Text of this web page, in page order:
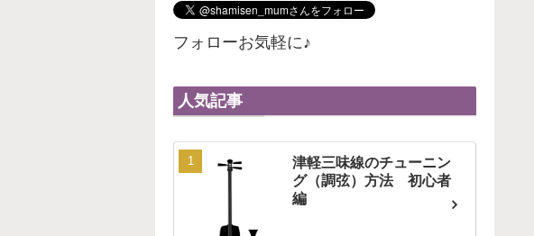
フォローお気軽に♪
人気記事
津軽三味線のチューニン
グ（調弦）方法 初心者
編